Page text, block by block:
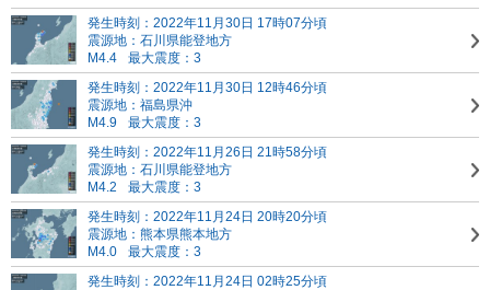
発生時刻：2022年11月30日 17時07分頃
震源地：石川県能登地方
M4.4
最大震度：3
発生時刻：2022年11月30日 12時46分頃
震源地：福島県沖
M4.9
最大震度：3
発生時刻：2022年11月26日 21時58分頃
震源地：石川県能登地方
M4.2
最大震度：3
発生時刻：2022年11月24日 20時20分頃
震源地：熊本県熊本地方
M4.0
最大震度：3
発生時刻：2022年11月24日 02時25分頃